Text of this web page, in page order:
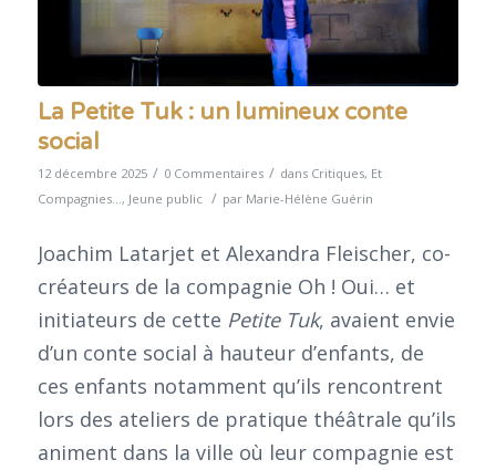
La Petite Tuk : un lumineux conte
social
12 décembre 2025 / 0 Commentaires / dans Critiques, Et
Compagnies... , Jeune public / par Marie-Hélène Guérin
Joachim Latarjet et Alexandra Fleischer, co-
créateurs de la compagnie Oh ! Oui… et
initiateurs de cette Petite Tuk, avaient envie
d’un conte social à hauteur d’enfants, de
ces enfants notamment qu’ils rencontrent
lors des ateliers de pratique théâtrale qu’ils
animent dans la ville où leur compagnie est